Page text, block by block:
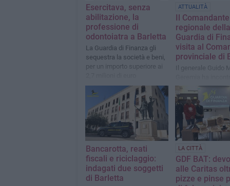
Esercitava, senza
abilitazione, la
professione di
odontoiatra a Barletta
La Guardia di Finanza gli
sequestra la società e beni,
per un importo superiore ai
ATTUALITÀ
Il Comandante
regionale della
Guardia di
visita al
provinciale di
Il generale Guido
personale e fatto
sulle principali
Bancarotta, reati
fiscali e riciclaggio:
indagati due soggetti
di Barletta
LA CITTÀ
GDF BAT:
alle Caritas
pizze e pinse